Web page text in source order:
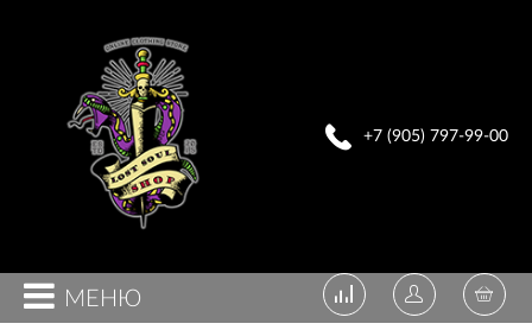
+7 (905) 797-99-00
МЕНЮ